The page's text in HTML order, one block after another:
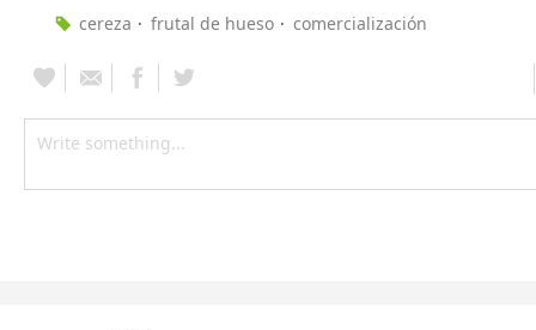
cereza
frutal de hueso comercialización